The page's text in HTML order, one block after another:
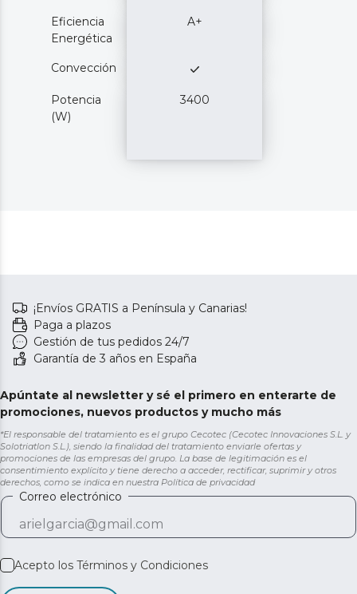
Eficiencia
Energética
A+
Convección
Potencia
(W)
3400
¡Envíos GRATIS a Península y Canarias!
Paga a plazos
Gestión de tus pedidos 24/7
Garantía de 3 años en España
Apúntate al newsletter y sé el primero en enterarte de
promociones, nuevos productos y mucho más
*El responsable del tratamiento es el grupo Cecotec (Cecotec Innovaciones S.L. y
Solotriatlon S.L.), siendo la finalidad del tratamiento enviarle ofertas y
promociones de las empresas del grupo. La base de legitimación es el
consentimiento explícito y tiene derecho a acceder, rectificar, suprimir y otros
derechos, como se indica en nuestra Política de privacidad
Correo electrónico
Acepto los Términos y Condiciones